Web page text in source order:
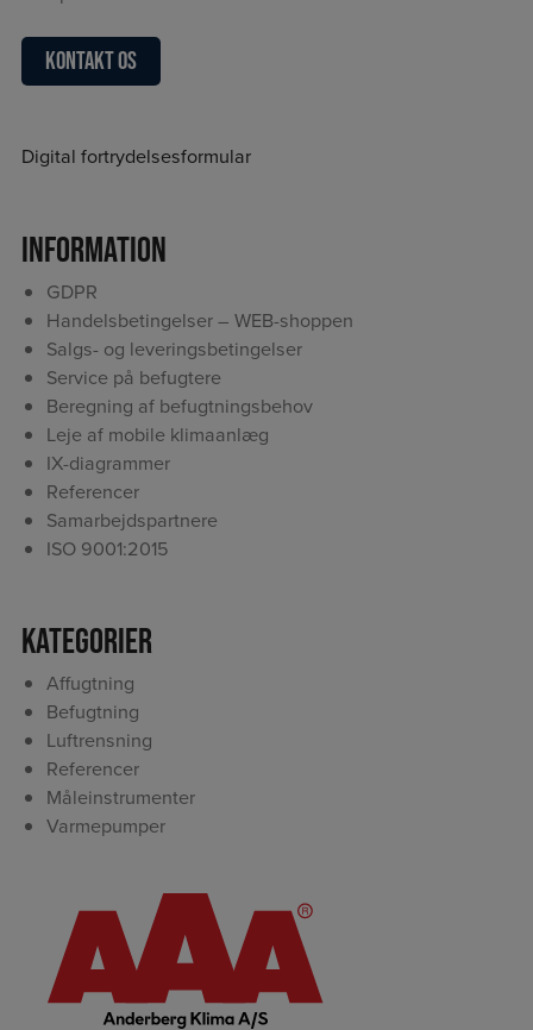
Kontakt os
Digital fortrydelsesformular
Information
GDPR
Handelsbetingelser – WEB-shoppen
Salgs- og leveringsbetingelser
Service på befugtere
Beregning af befugtningsbehov
Leje af mobile klimaanlæg
IX-diagrammer
Referencer
Samarbejdspartnere
ISO 9001:2015
Kategorier
Affugtning
Befugtning
Luftrensning
Referencer
Måleinstrumenter
Varmepumper